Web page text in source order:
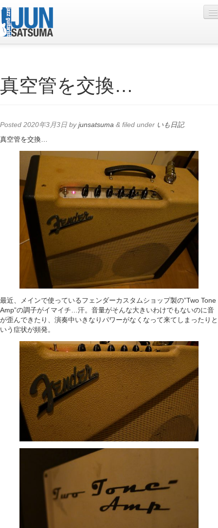
Live Schedule
Photo
YouTube
Online Lesson
真空管を交換…
Posted 2020年3月3日 byjunsatsuma & filed under いも日記.
真空管を交換…
最近、メインで使っているフェンダーカスタムショップ製の”Two Tone
Amp”の調子がイマイチ…汗。音量がそんな大きいわけでもないのに音
が歪んできたり、演奏中いきなりパワーがなくなって来てしまったりと
いう症状が頻発。